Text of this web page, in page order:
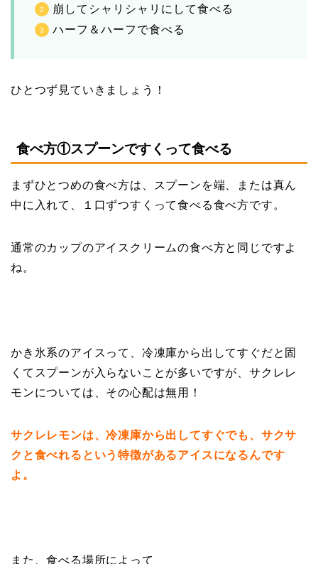
崩してシャリシャリにして食べる
ハーフ＆ハーフで食べる
ひとつず見ていきましょう！
食べ方①スプーンですくって食べる
まずひとつめの食べ方は、スプーンを端、または真ん
中に入れて、１口ずつすくって食べる食べ方です。
通常のカップのアイスクリームの食べ方と同じですよ
ね。
かき氷系のアイスって、冷凍庫から出してすぐだと固
くてスプーンが入らないことが多いですが、サクレレ
モンについては、その心配は無用！
サクレレモンは、冷凍庫から出してすぐでも、サクサ
クと食べれるという特徴があるアイスになるんです
よ。
また、食べる場所によって